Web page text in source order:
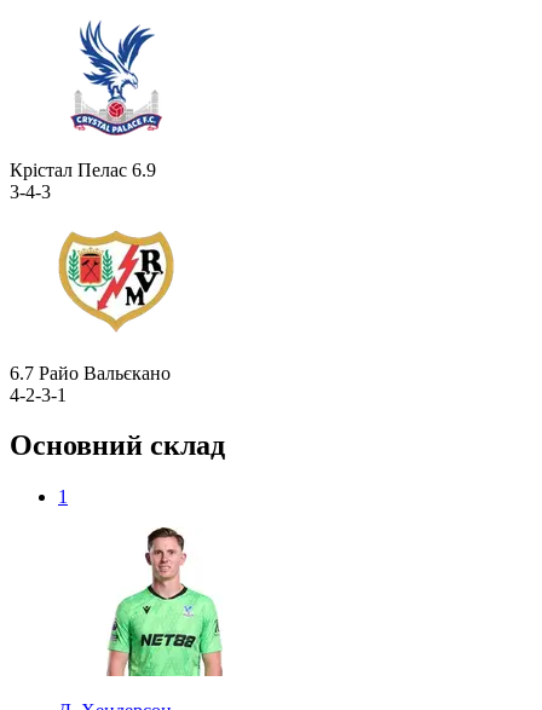
Крістал Пелас 6.9
3-4-3
6.7 Райо Вальєкано
4-2-3-1
Основний склад
1